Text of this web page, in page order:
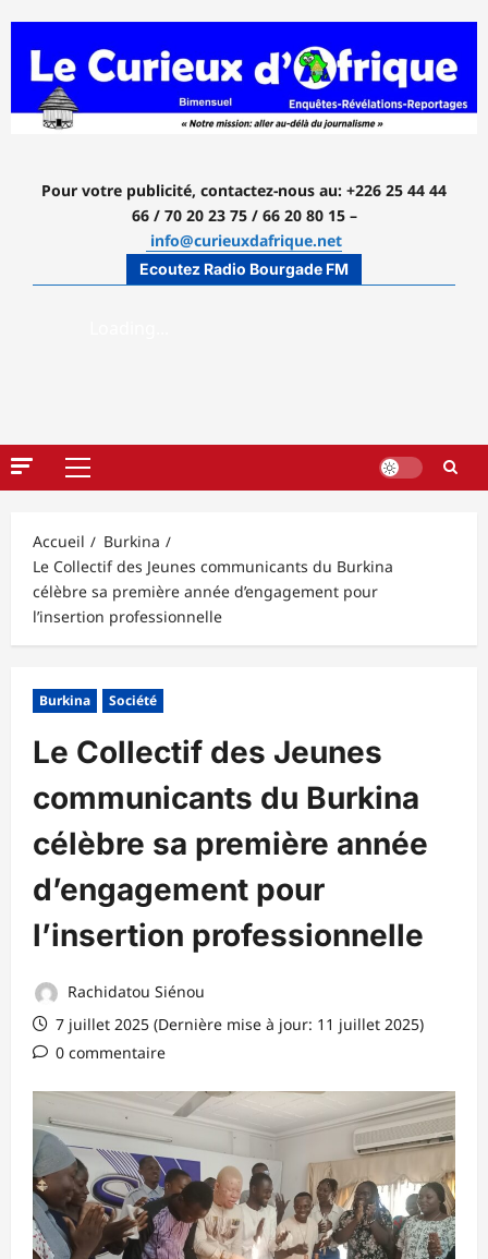
contenu
Pour votre publicité, contactez-nous au: +226 25 44 44
66 / 70 20 23 75 / 66 20 80 15 –
info@curieuxdafrique.net
Ecoutez Radio Bourgade FM
Menu
Accueil
Burkina
Le Collectif des Jeunes communicants du Burkina
célèbre sa première année d’engagement pour
l’insertion professionnelle
Burkina Société
Le Collectif des Jeunes
communicants du Burkina
célèbre sa première année
d’engagement pour
l’insertion professionnelle
Rachidatou Siénou
7 juillet 2025 (Dernière mise à jour: 11 juillet 2025)
0 commentaire